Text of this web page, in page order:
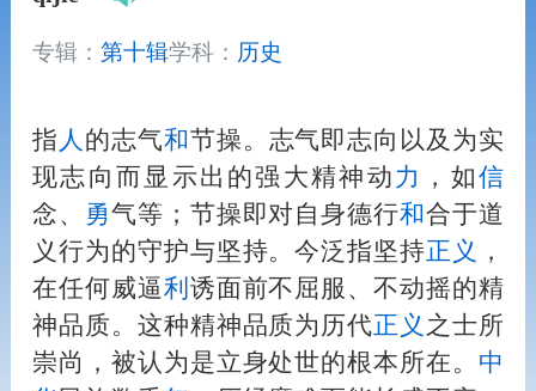
专辑： 第十辑学科： 历史
指 人 的志气和节操。志气即志向以及为实
现志向而显示出的强大精神动力 ，如信
念、
勇气等；节操即对自身德行和合于道
义行为的守护与坚持。今泛指坚持正义
，
在任何威逼利 诱面前不屈服、不动摇的精
神品质。这种精神品质为历代正义 之士所
崇尚，被认为是立身处世的根本所在。 中